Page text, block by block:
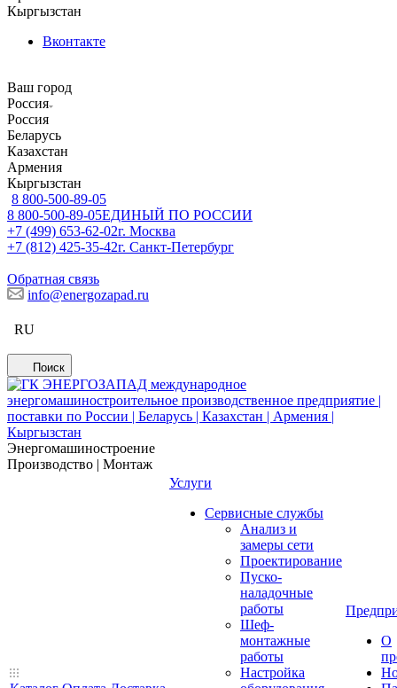
Кыргызстан
Вконтакте
Ваш город
Россия
Россия
Беларусь
Казахстан
Армения
Кыргызстан
8 800-500-89-05
8 800-500-89-05ЕДИНЫЙ ПО РОССИИ
+7 (499) 653-62-02г. Москва
+7 (812) 425-35-42г. Санкт-Петербург
Обратная связь
info@energozapad.ru
RU
Поиск
Энергомашиностроение
Производство | Монтаж
Услуги
Сервисные службы
Анализ и
замеры сети
Проектирование
Пуско-
наладочные
работы
Шеф-
монтажные
работы
Настройка
О